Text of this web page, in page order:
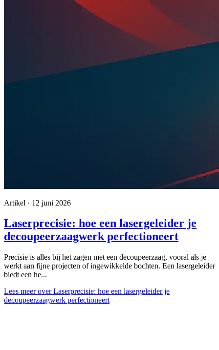
Artikel · 12 juni 2026
Laserprecisie: hoe een lasergeleider je
decoupeerzaagwerk perfectioneert
Precisie is alles bij het zagen met een decoupeerzaag, vooral als je
werkt aan fijne projecten of ingewikkelde bochten. Een lasergeleider
biedt een he...
Lees meerover Laserprecisie: hoe een lasergeleider je
decoupeerzaagwerk perfectioneert